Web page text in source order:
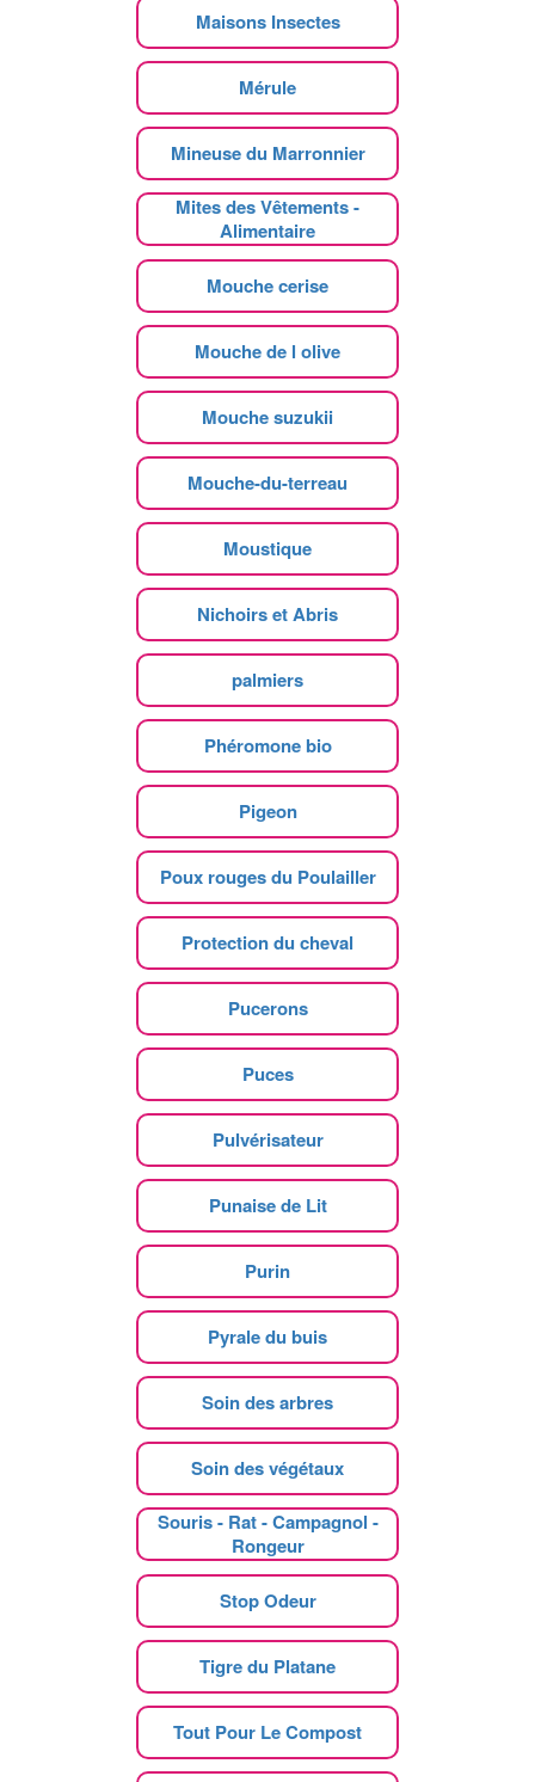
Maisons Insectes
Mérule
Mineuse du Marronnier
Mites des Vêtements -
Alimentaire
Mouche cerise
Mouche de l olive
Mouche suzukii
Mouche-du-terreau
Moustique
Nichoirs et Abris
palmiers
Phéromone bio
Pigeon
Poux rouges du Poulailler
Protection du cheval
Pucerons
Puces
Pulvérisateur
Punaise de Lit
Purin
Pyrale du buis
Soin des arbres
Soin des végétaux
Souris - Rat - Campagnol -
Rongeur
Stop Odeur
Tigre du Platane
Tout Pour Le Compost